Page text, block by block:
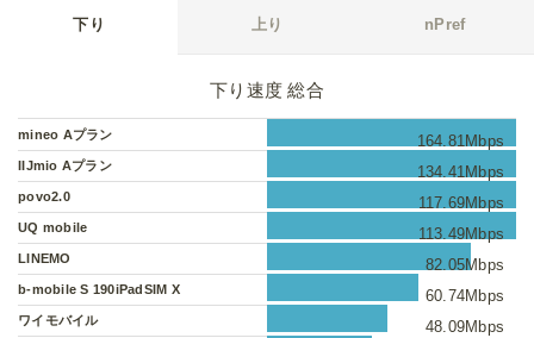
下り 上り nPref
下り速度 総合
mineo Aプラン 164.81Mbps
IIJmio Aプラン 134.41Mbps
povo2.0 117.69Mbps
UQ mobile 113.49Mbps
LINEMO 82.05Mbps
b-mobile S 190iPadSIM X 60.74Mbps
ワイモバイル 48.09Mbps